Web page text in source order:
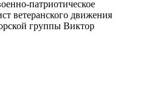
патриотическое
ветеранского движения
группы Виктор